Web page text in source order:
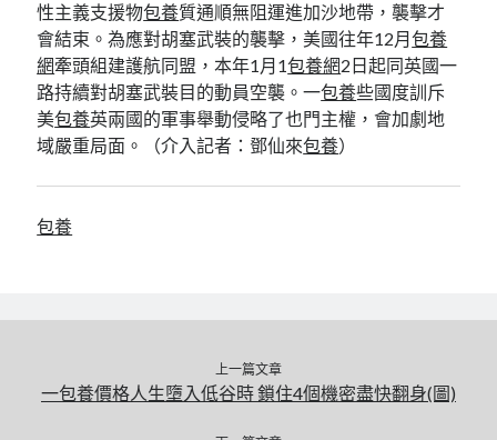
性主義支援物包養質通順無阻運進加沙地帶，襲擊才
會結束。為應對胡塞武裝的襲擊，美國往年12月包養
網牽頭組建護航同盟，本年1月1包養網2日起同英國一
路持續對胡塞武裝目的動員空襲。一包養些國度訓斥
美包養英兩國的軍事舉動侵略了也門主權，會加劇地
域嚴重局面。（介入記者：鄧仙來包養）
包養
上一篇文章
一包養價格人生墮入低谷時 鎖住4個機密盡快翻身(圖)